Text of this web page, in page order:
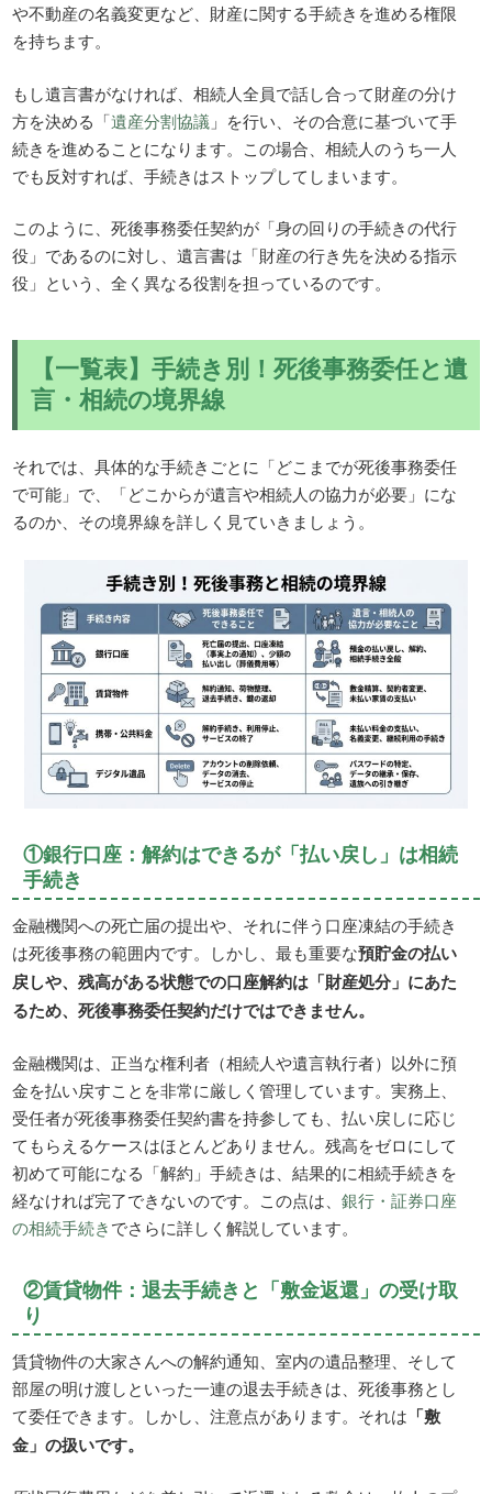
や不動産の名義変更など、財産に関する手続きを進める権限
を持ちます。
もし遺言書がなければ、相続人全員で話し合って財産の分け
方を決める「遺産分割協議 」を行い、その合意に基づいて手
続きを進めることになります。この場合、相続人のうち一人
でも反対すれば、手続きはストップしてしまいます。
このように、死後事務委任契約が「身の回りの手続きの代行
役」であるのに対し、遺言書は「財産の行き先を決める指示
役」という、全く異なる役割を担っているのです。
【一覧表】手続き別！死後事務委任と遺
言・相続の境界線
それでは、具体的な手続きごとに「どこまでが死後事務委任
で可能」で、「どこからが遺言や相続人の協力が必要」にな
るのか、その境界線を詳しく見ていきましょう。
①銀行口座：解約はできるが「払い戻し」は相続
手続き
金融機関への死亡届の提出や、それに伴う口座凍結の手続き
は死後事務の範囲内です。しかし、最も重要な預貯金の払い
戻しや、残高がある状態での口座解約は「財産処分」にあた
るため、死後事務委任契約だけではできません。
金融機関は、正当な権利者（相続人や遺言執行者）以外に預
金を払い戻すことを非常に厳しく管理しています。実務上、
受任者が死後事務委任契約書を持参しても、払い戻しに応じ
てもらえるケースはほとんどありません。残高をゼロにして
初めて可能になる「解約」手続きは、結果的に相続手続きを
経なければ完了できないのです。この点は、銀行・証券口座
の相続手続きでさらに詳しく解説しています。
②賃貸物件：退去手続きと「敷金返還」の受け取
り
賃貸物件の大家さんへの解約通知、室内の遺品整理、そして
部屋の明け渡しといった一連の退去手続きは、死後事務とし
て委任できます。しかし、注意点があります。それは 「敷
金」の扱いです。